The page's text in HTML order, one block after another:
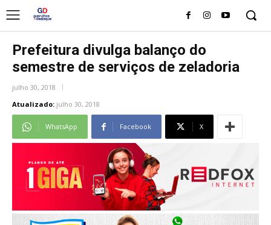
Prefeitura divulga balanço do
semestre de serviços de zeladoria
julho 30, 2018
Atualizado: julho 30, 2018
WhatsApp Facebook X